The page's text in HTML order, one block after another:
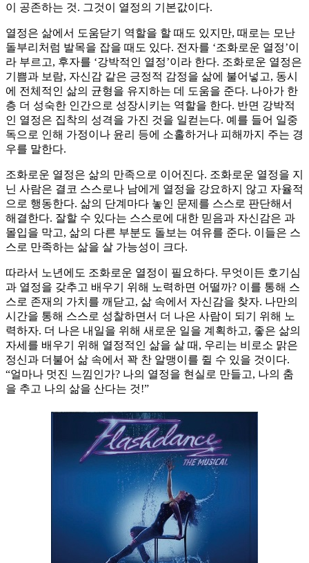
이 공존하는 것. 그것이 열정의 기본값이다.
열정은 삶에서 도움닫기 역할을 할 때도 있지만, 때로는 모난
돌부리처럼 발목을 잡을 때도 있다. 전자를 ‘조화로운 열정’이
라 부르고, 후자를 ‘강박적인 열정’이라 한다. 조화로운 열정은
기쁨과 보람, 자신감 같은 긍정적 감정을 삶에 불어넣고, 동시
에 전체적인 삶의 균형을 유지하는 데 도움을 준다. 나아가 한
층 더 성숙한 인간으로 성장시키는 역할을 한다. 반면 강박적
인 열정은 집착의 성격을 가진 것을 일컫는다. 예를 들어 일중
독으로 인해 가정이나 윤리 등에 소홀하거나 피해까지 주는 경
우를 말한다.
조화로운 열정은 삶의 만족으로 이어진다. 조화로운 열정을 지
닌 사람은 결코 스스로나 남에게 열정을 강요하지 않고 자율적
으로 행동한다. 삶의 단계마다 놓인 문제를 스스로 판단해서
해결한다. 잘할 수 있다는 스스로에 대한 믿음과 자신감은 과
몰입을 막고, 삶의 다른 부분도 돌보는 여유를 준다. 이들은 스
스로 만족하는 삶을 살 가능성이 크다.
따라서 노년에도 조화로운 열정이 필요하다. 무엇이든 호기심
과 열정을 갖추고 배우기 위해 노력하면 어떨까? 이를 통해 스
스로 존재의 가치를 깨닫고, 삶 속에서 자신감을 찾자. 나만의
시간을 통해 스스로 성찰하면서 더 나은 사람이 되기 위해 노
력하자. 더 나은 내일을 위해 새로운 일을 계획하고, 좋은 삶의
자세를 배우기 위해 열정적인 삶을 살 때, 우리는 비로소 맑은
정신과 더불어 삶 속에서 꽉 찬 알맹이를 쥘 수 있을 것이다.
“얼마나 멋진 느낌인가? 나의 열정을 현실로 만들고, 나의 춤
을 추고 나의 삶을 산다는 것!”